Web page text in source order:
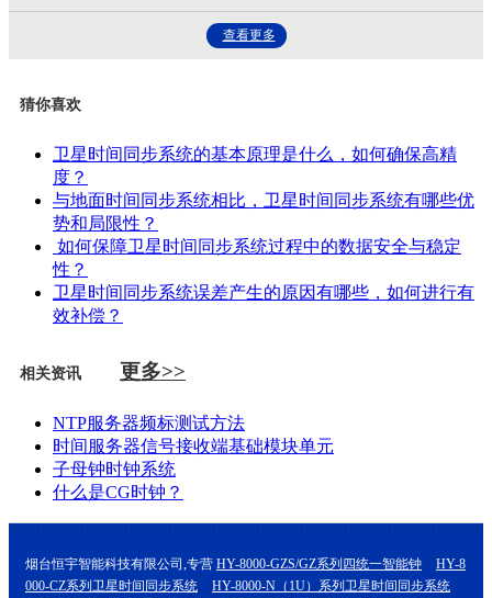
查看更多
猜你喜欢
卫星时间同步系统的基本原理是什么，如何确保高精
度？
与地面时间同步系统相比，卫星时间同步系统有哪些优
势和局限性？
如何保障卫星时间同步系统过程中的数据安全与稳定
性？
卫星时间同步系统误差产生的原因有哪些，如何进行有
效补偿？
相关资讯 更多>>
NTP服务器频标测试方法
时间服务器信号接收端基础模块单元
子母钟时钟系统
什么是CG时钟？
烟台恒宇智能科技有限公司,专营 HY-8000-GZS/GZ系列四统一智能钟
HY-8
000-CZ系列卫星时间同步系统
HY-8000-N（1U）系列卫星时间同步系统